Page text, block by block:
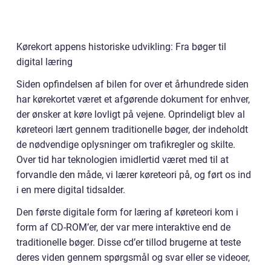
Kørekort appens historiske udvikling: Fra bøger til
digital læring
Siden opfindelsen af bilen for over et århundrede siden
har kørekortet været et afgørende dokument for enhver,
der ønsker at køre lovligt på vejene. Oprindeligt blev al
køreteori lært gennem traditionelle bøger, der indeholdt
de nødvendige oplysninger om trafikregler og skilte.
Over tid har teknologien imidlertid været med til at
forvandle den måde, vi lærer køreteori på, og ført os ind
i en mere digital tidsalder.
Den første digitale form for læring af køreteori kom i
form af CD-ROM’er, der var mere interaktive end de
traditionelle bøger. Disse cd’er tillod brugerne at teste
deres viden gennem spørgsmål og svar eller se videoer,